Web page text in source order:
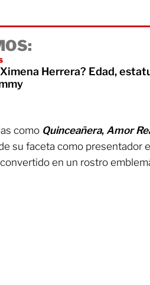
Herrera? Edad,
como Quinceañera, Amor
su faceta como presentador
en un rostro